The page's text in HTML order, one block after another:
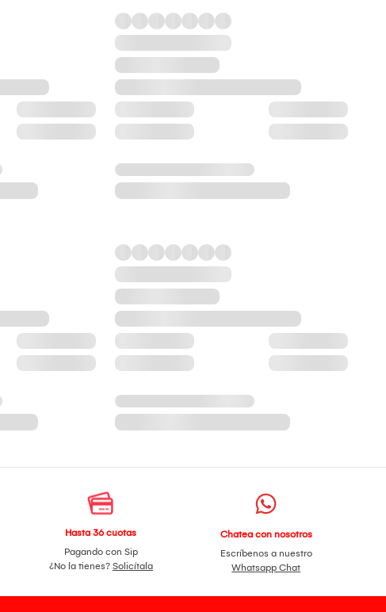
Hasta 36 cuotas
Pagando con Sip
¿No la tienes? Solicítala
Chatea con nosotros
Escríbenos a nuestro
Whatsapp Chat